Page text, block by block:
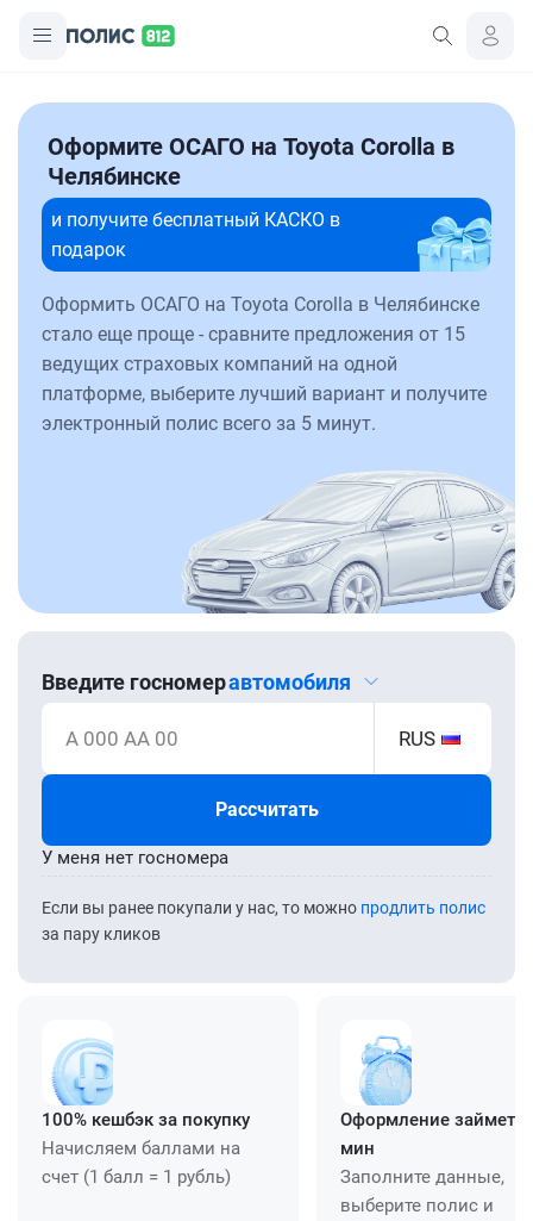
Оформите ОСАГО на Toyota Corolla в
Челябинске
и получите бесплатный КАСКО в
подарок
Оформить ОСАГО на Toyota Corolla в Челябинске
стало еще проще - сравните предложения от 15
ведущих страховых компаний на одной
платформе, выберите лучший вариант и получите
электронный полис всего за 5 минут.
Введите госномеравтомобиля
А 000 АА 00 RUS
Рассчитать
Если вы ранее покупали у нас, то можно продлить полис
за пару кликов
У меня нет госномера
100% кешбэк за покупку
Начисляем баллами на
счет (1 балл = 1 рубль)
Оформление займет
мин
Заполните данные,
выберите полис и